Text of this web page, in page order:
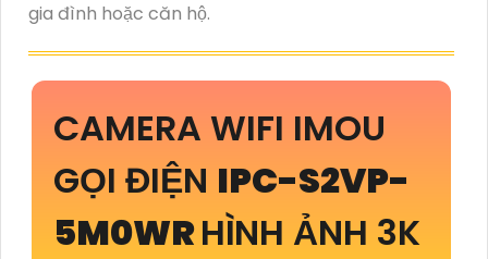
gia đình hoặc căn hộ.
CAMERA WIFI IMOU
GỌI ĐIỆN IPC-S2VP-
5M0WRHÌNH ẢNH 3K